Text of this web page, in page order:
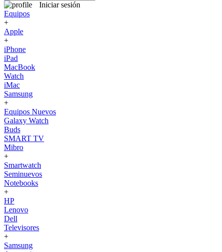
Iniciar sesión
Equipos
+
Apple
+
iPhone
iPad
MacBook
Watch
iMac
Samsung
+
Equipos Nuevos
Galaxy Watch
Buds
SMART TV
Mibro
+
Smartwatch
Seminuevos
Notebooks
+
HP
Lenovo
Dell
Televisores
+
Samsung